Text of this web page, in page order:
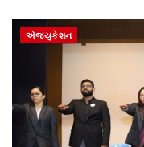
એજ્યુકેશન